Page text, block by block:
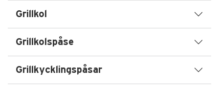
Grillkol
Grillkolspåse
Grillkycklingspåsar